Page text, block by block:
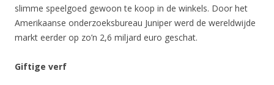
slimme speelgoed gewoon te koop in de winkels. Door het
Amerikaanse onderzoeksbureau Juniper werd de wereldwijde
markt eerder op zo’n 2,6 miljard euro geschat.
Giftige verf